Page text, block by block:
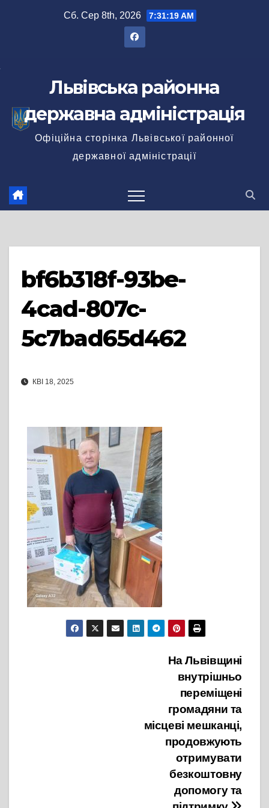
Сб. Сер 8th, 2026 7:31:19 AM
Львівська районна
державна адміністрація
Офіційна сторінка Львівської районної
державної адміністрації
bf6b318f-93be-
4cad-807c-
5c7bad65d462
КВІ 18, 2025
На Львівщині
внутрішньо
переміщені
громадяни та
місцеві мешканці,
продовжують
отримувати
безкоштовну
допомогу та